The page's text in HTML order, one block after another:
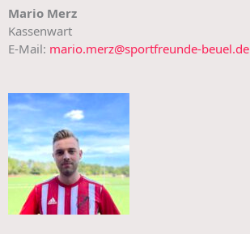
Mario Merz
Kassenwart
E-Mail: mario.merz@sportfreunde-beuel.de